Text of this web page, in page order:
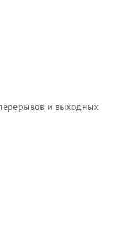
и выходных